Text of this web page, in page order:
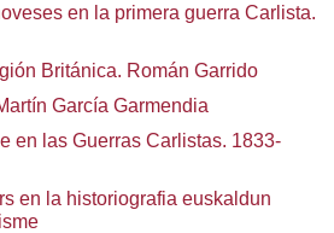
en la primera guerra Carlista.
Británica. Román Garrido
García Garmendia
en las Guerras Carlistas. 1833-
en la historiografia euskaldun